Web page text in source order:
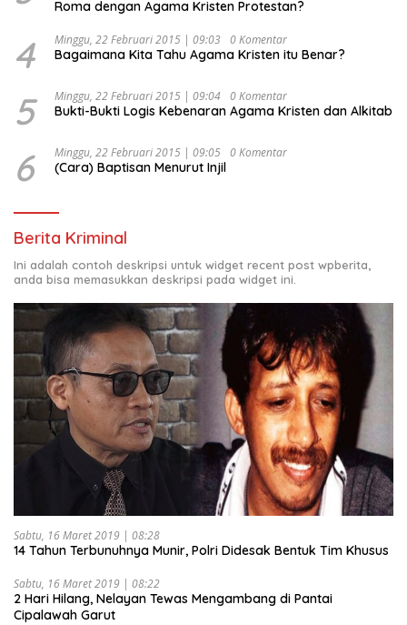
Roma dengan Agama Kristen Protestan?
4 Minggu, 22 Februari 2015 | 09:03 0 Komentar
Bagaimana Kita Tahu Agama Kristen itu Benar?
5 Minggu, 22 Februari 2015 | 09:04 0 Komentar
Bukti-Bukti Logis Kebenaran Agama Kristen dan Alkitab
6 Minggu, 22 Februari 2015 | 09:05 0 Komentar
(Cara) Baptisan Menurut Injil
Berita Kriminal
Ini adalah contoh deskripsi untuk widget recent post wpberita,
anda bisa memasukkan deskripsi pada widget ini.
Sabtu, 16 Maret 2019 | 08:28
14 Tahun Terbunuhnya Munir, Polri Didesak Bentuk Tim Khusus
Sabtu, 16 Maret 2019 | 08:22
2 Hari Hilang, Nelayan Tewas Mengambang di Pantai
Cipalawah Garut